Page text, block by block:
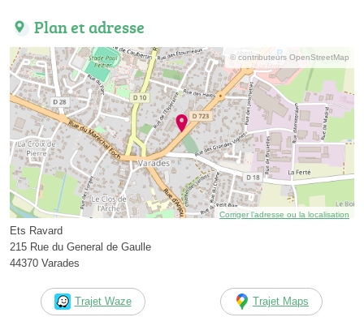
Plan et adresse
© contributeurs OpenStreetMap
Corriger l’adresse ou la localisation
Ets Ravard
215 Rue du General de Gaulle
44370 Varades
Trajet Waze Trajet Maps